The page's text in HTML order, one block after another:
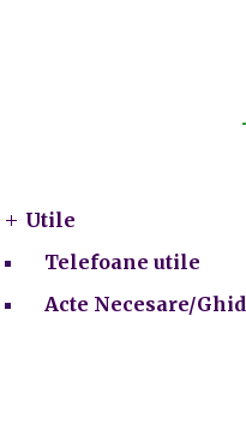
Utile
Telefoane utile
Acte Necesare/Ghid